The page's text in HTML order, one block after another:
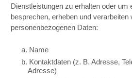
Dienstleistungen zu erhalten oder um
besprechen, erheben und verarbeiten
personenbezogenen Daten:
a. Name
b. Kontaktdaten (z. B. Adresse,
Adresse)